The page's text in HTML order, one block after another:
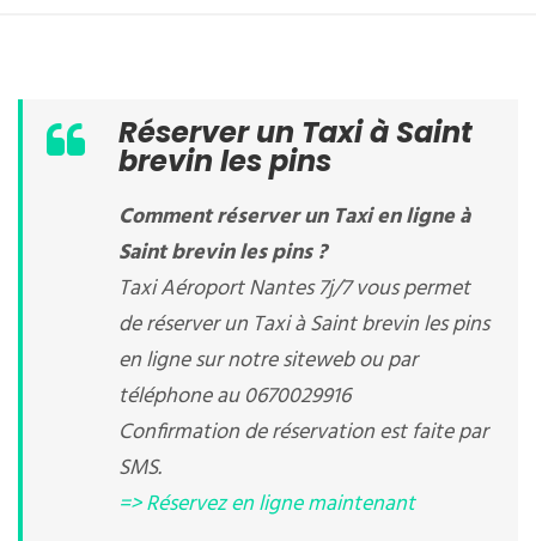
Réserver un Taxi à Saint
brevin les pins
Comment réserver un Taxi en ligne à
Saint brevin les pins ?
Taxi Aéroport Nantes 7j/7 vous permet
de réserver un Taxi à Saint brevin les pins
en ligne sur notre siteweb ou par
téléphone au 0670029916
Confirmation de réservation est faite par
SMS.
=> Réservez en ligne maintenant